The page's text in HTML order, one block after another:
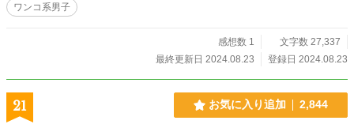
なくてもこれで爵位が告げると離婚を申し出たのだが、なぜかラファエルは彼女
ワンコ系男子
感想数 1
文字数 27,337
最終更新日 2024.08.23
登録日 2024.08.23
21 お気に入り追加 2,844